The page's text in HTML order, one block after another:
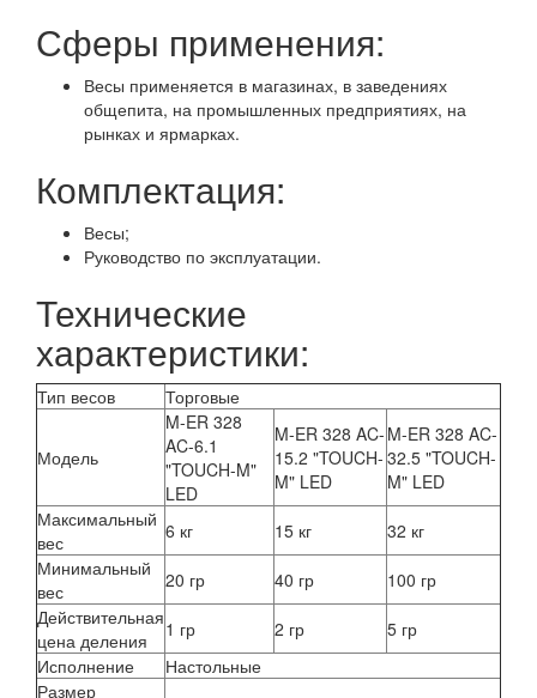
Сферы применения:
Весы применяется в магазинах, в заведениях
общепита, на промышленных предприятиях, на
рынках и ярмарках.
Комплектация:
Весы;
Руководство по эксплуатации.
Технические
характеристики:
Тип весов Торговые
Модель
M-ER 328
AC-6.1
"TOUCH-M"
LED
M-ER 328 AC-
15.2 "TOUCH-
M" LED
M-ER 328 AC-
32.5 "TOUCH-
M" LED
Максимальный
вес
6 кг 15 кг
32 кг
Минимальный
вес
20 гр 40 гр
100 гр
Действительная
цена деления
1 гр 2 гр
5 гр
Исполнение
Настольные
Размер